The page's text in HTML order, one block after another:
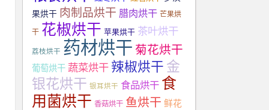
果烘干 肉制品烘干 腊肉烘干 芒果烘
干 花椒烘干 苹果烘干 茶叶烘干
荔枝烘干 药材烘干 菊花烘干
葡萄烘干 蔬菜烘干 辣椒烘干 金
银花烘干 银耳烘干 食品烘干 食
用菌烘干 香菇烘干 鱼烘干 鲜花